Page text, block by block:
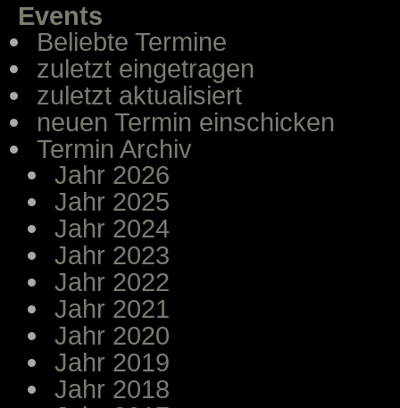
Events
Beliebte Termine
zuletzt eingetragen
zuletzt aktualisiert
neuen Termin einschicken
Termin Archiv
Jahr 2026
Jahr 2025
Jahr 2024
Jahr 2023
Jahr 2022
Jahr 2021
Jahr 2020
Jahr 2019
Jahr 2018